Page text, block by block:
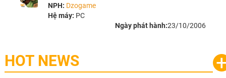
NPH: Dzogame
Hệ máy: PC
Ngày phát hành:23/10/2006
HOT NEWS